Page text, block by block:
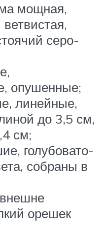
мощная,
серо-
опушенные;
линейные,
до 3,5 см,
см;
голубовато-
собраны в
орешек